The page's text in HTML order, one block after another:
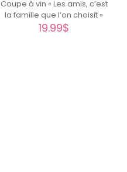
Coupe à vin « Les amis, c’est
la famille que l’on choisit »
19.99$